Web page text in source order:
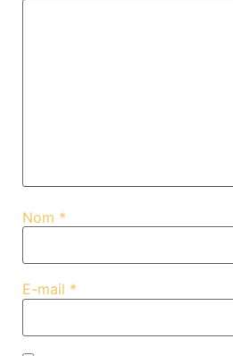
Nom *
E-mail *